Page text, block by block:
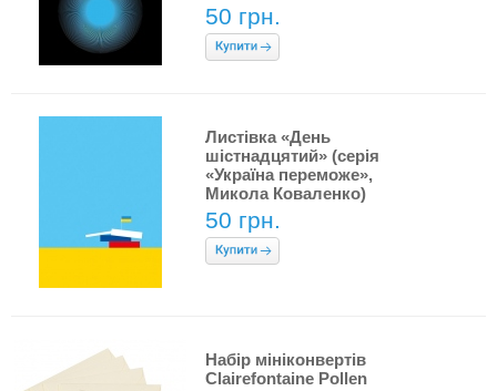
50 грн.
Листівка «День
шістнадцятий» (серія
«Україна переможе»,
Микола Коваленко)
50 грн.
Набір мініконвертів
Clairefontaine Pollen